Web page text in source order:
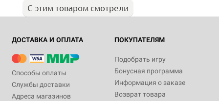
С этим товаром смотрели
ДОСТАВКА И ОПЛАТА
Способы оплаты
Службы доставки
Адреса магазинов
ПОКУПАТЕЛЯМ
Подобрать игру
Бонусная программа
Информация о заказе
Возврат товара